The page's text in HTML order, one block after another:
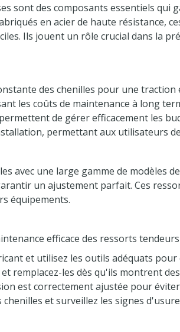
sont des composants essentiels qui
en acier de haute résistance,
Ils jouent un rôle crucial dans la
des chenilles pour une traction
les coûts de maintenance à long
de gérer efficacement les
permettant aux utilisateurs
avec une large gamme de modèles
un ajustement parfait. Ces
équipements.
efficace des ressorts tendeurs
et utilisez les outils adéquats
remplacez-les dès qu'ils montrent
est correctement ajustée pour
et surveillez les signes